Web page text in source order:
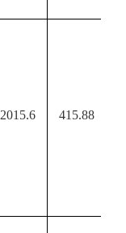
2015.6 415.88